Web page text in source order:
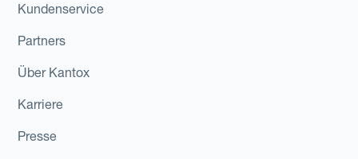
Kundenservice
Partners
Über Kantox
Karriere
Presse